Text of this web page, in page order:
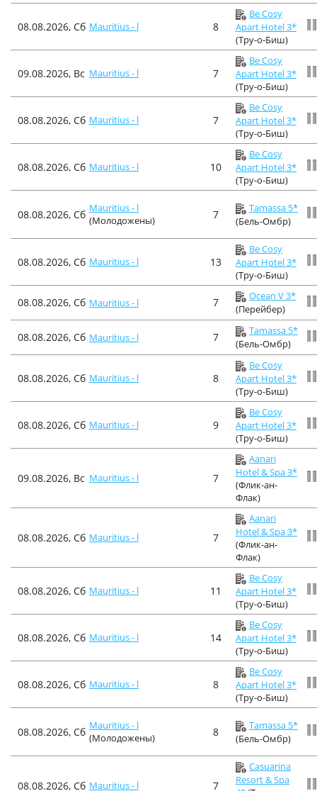
08.08.2026, Сб Mauritius - l 8
Be Cosy
Apart Hotel 3*
(Тру-о-Биш)
09.08.2026, Вс Mauritius - l 7
Be Cosy
Apart Hotel 3*
(Тру-о-Биш)
08.08.2026, Сб Mauritius - l 7
Be Cosy
Apart Hotel 3*
(Тру-о-Биш)
08.08.2026, Сб Mauritius - l 10
Be Cosy
Apart Hotel 3*
(Тру-о-Биш)
08.08.2026, Сб Mauritius - l
(Молодожены)
7
Tamassa 5*
(Бель-Омбр)
08.08.2026, Сб Mauritius - l 13
Be Cosy
Apart Hotel 3*
(Тру-о-Биш)
08.08.2026, Сб Mauritius - l 7
Ocean V 3*
(Перейбер)
08.08.2026, Сб Mauritius - l 7
Tamassa 5*
(Бель-Омбр)
08.08.2026, Сб Mauritius - l 8
Be Cosy
Apart Hotel 3*
(Тру-о-Биш)
08.08.2026, Сб Mauritius - l 9
Be Cosy
Apart Hotel 3*
(Тру-о-Биш)
09.08.2026, Вс Mauritius - l 7
Aanari
Hotel & Spa 3*
(Флик-ан-
Флак)
08.08.2026, Сб Mauritius - l 7
Aanari
Hotel & Spa 3*
(Флик-ан-
Флак)
08.08.2026, Сб Mauritius - l 11
Be Cosy
Apart Hotel 3*
(Тру-о-Биш)
08.08.2026, Сб Mauritius - l 14
Be Cosy
Apart Hotel 3*
(Тру-о-Биш)
08.08.2026, Сб Mauritius - l 8
Be Cosy
Apart Hotel 3*
(Тру-о-Биш)
08.08.2026, Сб Mauritius - l
(Молодожены)
8
Tamassa 5*
(Бель-Омбр)
08.08.2026, Сб Mauritius - l 7
Casuarina
Resort & Spa